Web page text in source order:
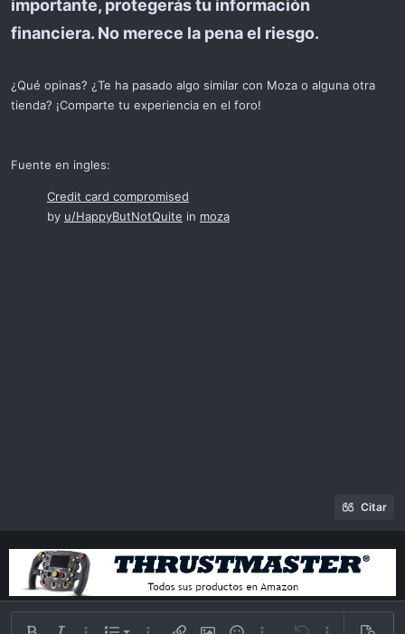
importante, protegerás tu información
financiera. No merece la pena el riesgo.
¿Qué opinas? ¿Te ha pasado algo similar con Moza o alguna otra
tienda? ¡Comparte tu experiencia en el foro!
Fuente en ingles:
Credit card compromised
by u/HappyButNotQuite in moza
Citar